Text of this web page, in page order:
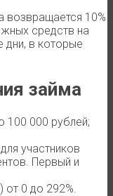
возвращается 10%
средств на
дни, в которые
займа
100 000 рублей;
участников
Первый и
от 0 до 292%.